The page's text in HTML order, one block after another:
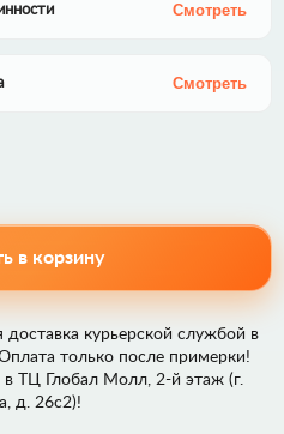
Смотреть
Смотреть
в корзину
доставка курьерской службой в
только после примерки!
в ТЦ Глобал Молл, 2-й этаж (г.
д. 26с2)!